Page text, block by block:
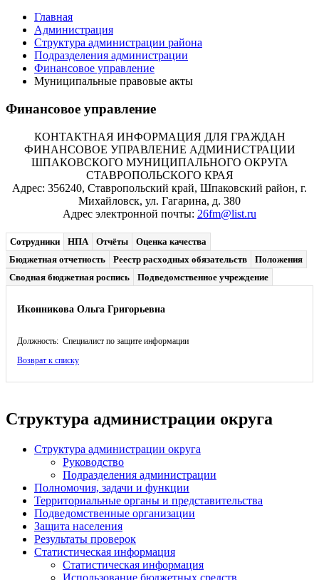
Главная
Администрация
Структура администрации района
Подразделения администрации
Финансовое управление
Муниципальные правовые акты
Финансовое управление
КОНТАКТНАЯ ИНФОРМАЦИЯ ДЛЯ ГРАЖДАН
ФИНАНСОВОЕ УПРАВЛЕНИЕ АДМИНИСТРАЦИИ
ШПАКОВСКОГО МУНИЦИПАЛЬНОГО ОКРУГА
СТАВРОПОЛЬСКОГО КРАЯ
Адрес: 356240, Ставропольский край, Шпаковский район, г.
Михайловск, ул. Гагарина, д. 380
Адрес электронной почты: 26fm@list.ru
Сотрудники НПА Отчёты
Оценка качества
Бюджетная отчетность
Реестр расходных обязательств
Положения
Сводная бюджетная роспись
Подведомственное учреждение
Иконникова Ольга Григорьевна
Должность: Специалист по защите информации
Возврат к списку
Структура администрации округа
Структура администрации округа
Руководство
Подразделения администрации
Полномочия, задачи и функции
Территориальные органы и представительства
Подведомственные организации
Защита населения
Результаты проверок
Статистическая информация
Статистическая информация
Использование бюджетных средств